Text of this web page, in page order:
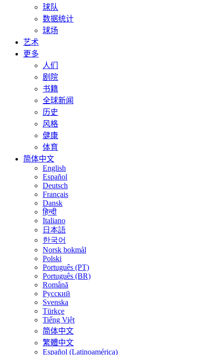
球队
数据统计
球场
艺术
更多
人们
剧院
书籍
全球新闻
历史
风格
健康
体育
简体中文
English
Español
Deutsch
Français
Dansk
हिन्दी
Italiano
日本語
한국어
Norsk bokmål
Polski
Português (PT)
Português (BR)
Română
Русский
Svenska
Türkçe
Tiếng Việt
简体中文
繁體中文
Español (Latinoamérica)